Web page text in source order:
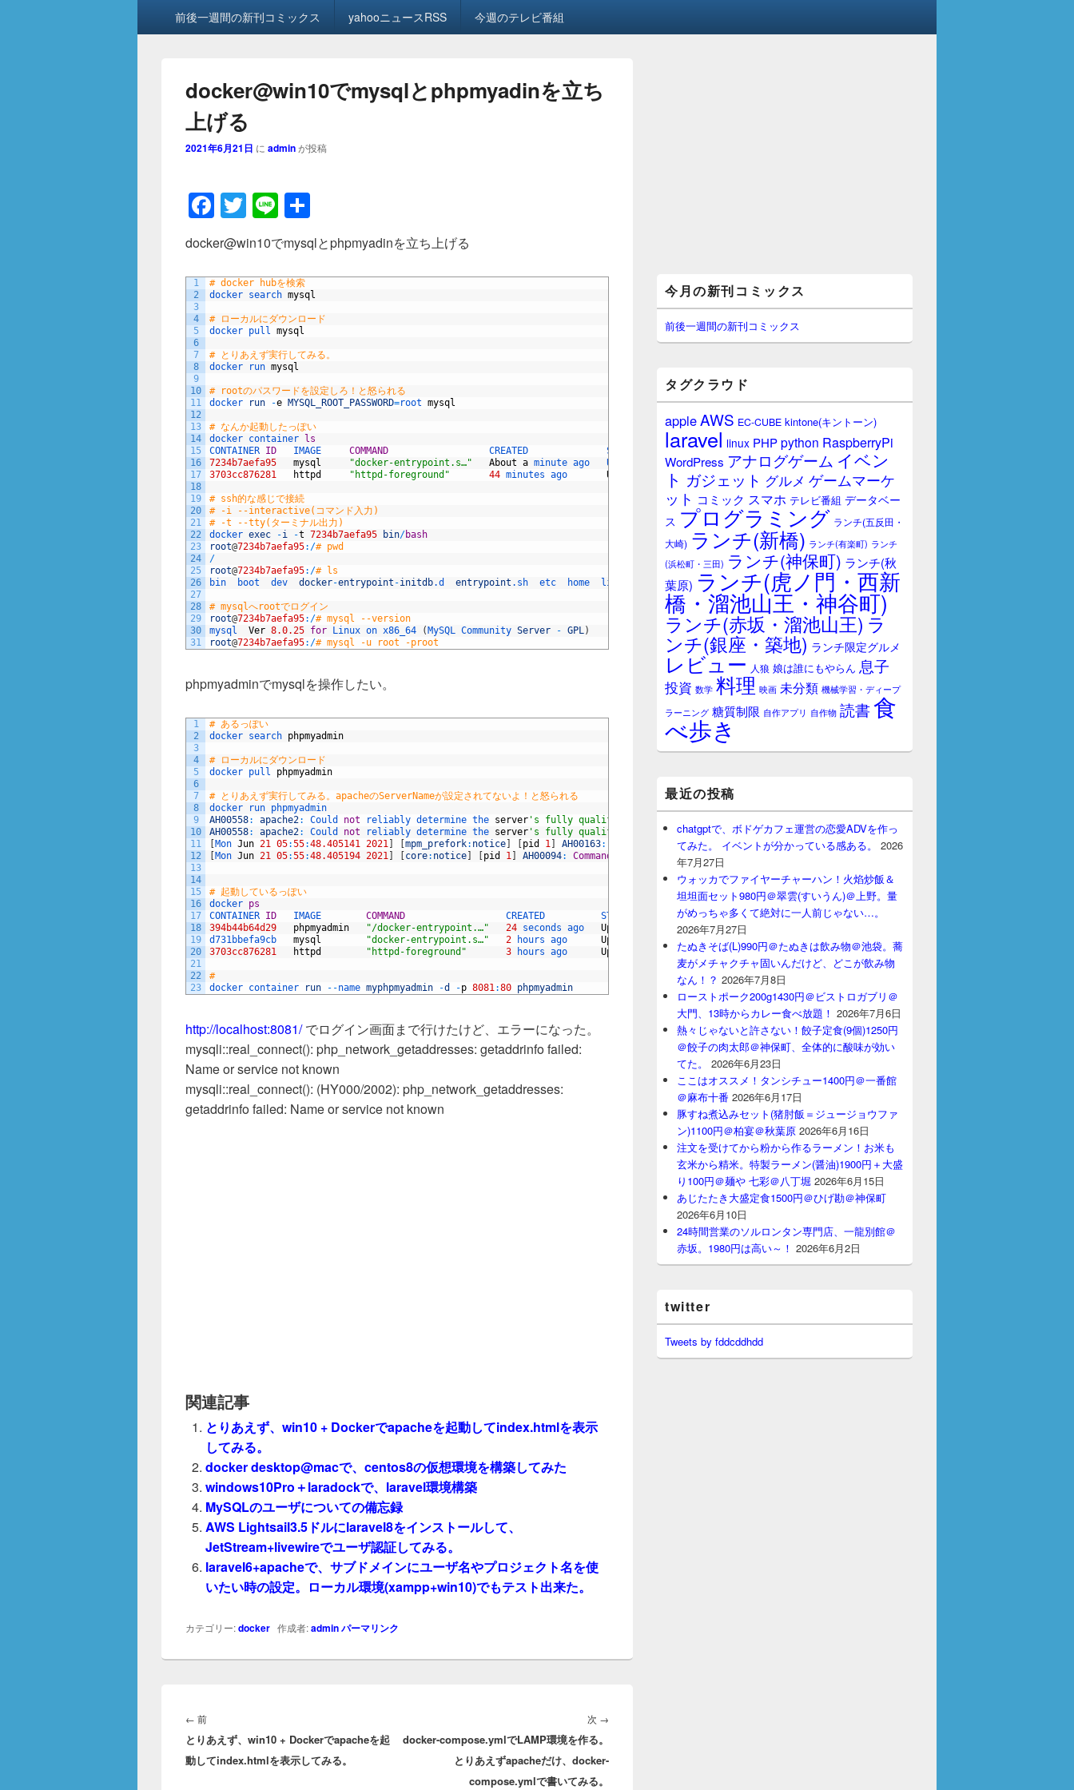
前後一週間の新刊コミックス yahooニュースRSS 今週のテレビ番組
docker@win10でmysqlとphpmyadinを立ち
上げる
2021年6月21日 に adminが投稿
F
a
c
e
b
o
o
k
T
wi
tt
er
Li
n
e
有
docker@win10でmysqlとphpmyadinを立ち上げる
1
2
3
4
5
6
7
8
9
10
11
12
13
14
15
16
17
18
19
20
21
22
23
24
25
26
27
28
29
30
31
# docker hubを検索
docker search mysql
# ローカルにダウンロード
docker pull mysql
# とりあえず実行してみる。
docker
run mysql
# rootのパスワードを設定しろ！と怒られる
docker
run -e MYSQL_ROOT_PASSWORD=root mysql
# なんか起動したっぽい
docker container ls
CONTAINER ID IMAGE COMMAND CREATED STATUS PORTS
7234b7aefa95
mysql "docker-entrypoint.s…" About a minute ago Up minute 3306/tcp, 33060/tcp
3703cc876281
httpd "httpd-foreground" 44 minutes ago Up minutes 0.0.0.0 8080-> 80 /tcp :: :8080 ->
# ssh的な感じで接続
# -i --interactive(コマンド入力)
# -t --tty(ターミナル出力)
docker exec -i -t 7234b7aefa95 bin/bash
root@7234b7aefa95: /# pwd
/
root@7234b7aefa95: /# ls
bin
boot dev docker-entrypoint -initdb.d entrypoint .sh etc home lib lib64 media mnt opt proc root run sbin srv
# mysqlへrootでログイン
root@7234b7aefa95: /# mysql --version
mysql Ver 8.0.25 for Linux on x86_64 (MySQL Community Server - GPL)
root@7234b7aefa95: /# mysql -u root -proot
phpmyadminでmysqlを操作したい。
1
2
3
4
5
6
7
8
9
10
11
12
13
14
15
16
17
18
19
20
21
22
23
# あるっぽい
docker search phpmyadmin
# ローカルにダウンロード
docker pull phpmyadmin
# とりあえず実行してみる。apacheのServerNameが設定されてないよ！と怒られる
docker
run phpmyadmin
AH00558: apache2: Could not reliably determine the server 's fully qualified domain name, using 172.17.0.4. Set the '
AH00558: apache2: Could not reliably determine the server 's fully qualified domain name, using 172.17.0.4. Set the 'ServerName
[Mon Jun 21 05:55:48.405141 2021] [mpm_prefork: notice] [pid 1] AH00163: 2.4.38 ( Debian) PHP/ 7.4.20 configured -- resuming
[Mon Jun 21 05:55:48.405194 2021] [core: notice] [pid 1] AH00094: Command 'apache2 -D FOREGROUND'
# 起動しているっぽい
docker ps
CONTAINER ID IMAGE COMMAND CREATED STATUS PORTS
394b44b64d29
phpmyadmin "/docker-entrypoint.…" 24 seconds ago Up 80/tcp
d731bbefa9cb mysql "docker-entrypoint.s…" 2 hours ago Up 3306 / tcp , 33060 tcp
3703cc876281
httpd "httpd-foreground" 3 hours ago Up 0.0.0.0:8080->80/tcp, :::8080->80/tcp
#
docker container run --name myphpmyadmin -d -p 8081:80 phpmyadmin
http://localhost:8081/でログイン画面まで行けたけど、エラーになった。
mysqli::real_connect(): php_network_getaddresses: getaddrinfo failed:
Name or service not known
mysqli::real_connect(): (HY000/2002): php_network_getaddresses:
getaddrinfo failed: Name or service not known
関連記事
とりあえず、win10 + Dockerでapacheを起動してindex.htmlを表示
してみる。
docker desktop@macで、centos8の仮想環境を構築してみた
windows10Pro＋laradockで、laravel環境構築
MySQLのユーザについての備忘録
AWS Lightsail3.5ドルにlaravel8をインストールして、
JetStream+livewireでユーザ認証してみる。
laravel6+apacheで、サブドメインにユーザ名やプロジェクト名を使
いたい時の設定。ローカル環境(xampp+win10)でもテスト出来た。
カテゴリー:docker 作成者:adminパーマリンク
稿
ナ
ビ
ゲ
← 前前
の
投
とりあえず、win10 + Dockerでapacheを起
動してindex.htmlを表示してみる。
次 →
投
docker-compose.ymlでLAMP環境を作る。
とりあえずapacheだけ、docker-
compose.ymlで書いてみる。
イ
ン
サ
イ
ー
ジ
ッ
ト
今月の新刊コミックス
前後一週間の新刊コミックス
タグクラウド
appleAWS EC-CUBE kintone(キントーン)
laravel linux PHPpython RaspberryPi
WordPress アナログゲーム イベン
ト ガジェット グルメ ゲームマーケ
ット コミック スマホ テレビ番組 データベー
ス プログラミング ランチ(五反田・
大崎) ランチ(新橋) ランチ(有楽町) ランチ
(浜松町・三田) ランチ(神保町) ランチ(秋
葉原) ランチ(虎ノ門・西新
橋・溜池山王・神谷町)
ランチ(赤坂・溜池山王) ラ
ンチ(銀座・築地) ランチ限定グルメ
レビュー 人狼 娘は誰にもやらん 息子
投資 数学 料理 映画 未分類 機械学習・ディープ
ラーニング 糖質制限 自作アプリ 自作物 読書食
べ歩き
最近の投稿
chatgptで、ボドゲカフェ運営の恋愛ADVを作っ
てみた。 イベントが分かっている感ある。
2026
年7月27日
ウォッカでファイヤーチャーハン！火焰炒飯＆
坦坦面セット980円＠翠雲(すいうん)＠上野。量
がめっちゃ多くて絶対に一人前じゃない…。
2026年7月27日
たぬきそば(L)990円＠たぬきは飲み物＠池袋。蕎
麦がメチャクチャ固いんだけど、どこが飲み物
なん！？ 2026年7月8日
ローストポーク200g1430円＠ビストロガブリ＠
大門、13時からカレー食べ放題！ 2026年7月6日
熱々じゃないと許さない！餃子定食(9個)1250円
＠餃子の肉太郎＠神保町、全体的に酸味が効い
てた。
2026年6月23日
ここはオススメ！タンシチュー1400円＠一番館
＠麻布十番 2026年6月17日
豚すね煮込みセット(猪肘飯＝ジュージョウファ
ン)1100円＠柏宴＠秋葉原 2026年6月16日
注文を受けてから粉から作るラーメン！お米も
玄米から精米。特製ラーメン(醤油)1900円＋大盛
り100円＠麺や 七彩＠八丁堀 2026年6月15日
あじたたき大盛定食1500円＠ひげ勘＠神保町
2026年6月10日
24時間営業のソルロンタン専門店、一龍別館＠
赤坂。1980円は高い～！ 2026年6月2日
twitter
Tweets by fddcddhdd